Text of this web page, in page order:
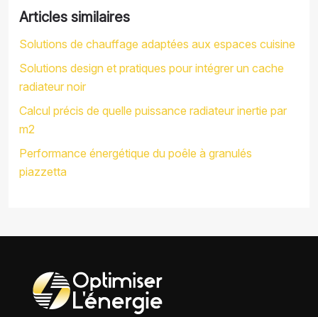
Articles similaires
Solutions de chauffage adaptées aux espaces cuisine
Solutions design et pratiques pour intégrer un cache
radiateur noir
Calcul précis de quelle puissance radiateur inertie par
m2
Performance énergétique du poêle à granulés
piazzetta